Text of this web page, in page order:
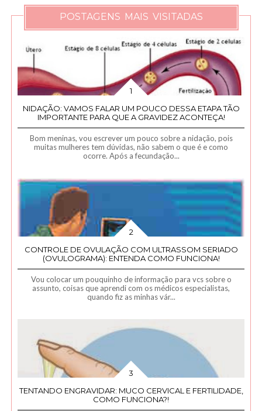
POSTAGENS MAIS VISITADAS
NIDAÇÃO: VAMOS FALAR UM POUCO DESSA ETAPA TÃO
IMPORTANTE PARA QUE A GRAVIDEZ ACONTEÇA!
Bom meninas, vou escrever um pouco sobre a nidação, pois
muitas mulheres tem dúvidas, não sabem o que é e como
ocorre. Após a fecundação...
CONTROLE DE OVULAÇÃO COM ULTRASSOM SERIADO
(OVULOGRAMA): ENTENDA COMO FUNCIONA!
Vou colocar um pouquinho de informação para vcs sobre o
assunto, coisas que aprendi com os médicos especialistas,
quando fiz as minhas vár...
TENTANDO ENGRAVIDAR: MUCO CERVICAL E FERTILIDADE,
COMO FUNCIONA?!